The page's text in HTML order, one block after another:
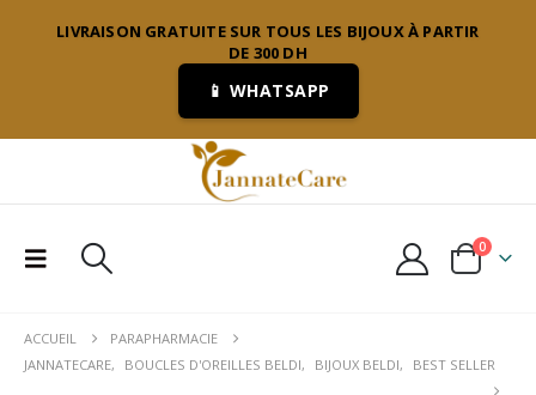
LIVRAISON GRATUITE SUR TOUS LES BIJOUX À PARTIR
DE 300 DH
📱 WHATSAPP
0
ACCUEIL
PARAPHARMACIE
JANNATECARE, BOUCLES D'OREILLES BELDI, BIJOUX BELDI, BEST SELLER